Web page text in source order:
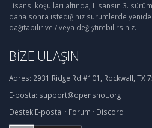
Lisansı koşulları altında, Lisansın 3.
daha sonra istediğiniz sürümlerde
dağıtabilir ve / veya değiştirebilirsiniz.
BIZE ULAŞIN
Adres: 2931 Ridge Rd #101, Rockwall, TX
E-posta: support@openshot.org
Destek E-posta: · Forum · Discord